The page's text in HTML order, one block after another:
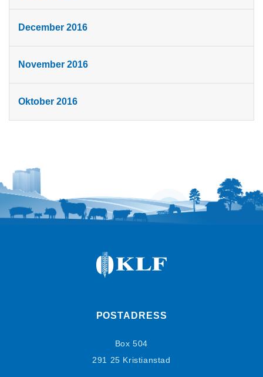
December 2016
November 2016
Oktober 2016
POSTADRESS
Box 504
291 25 Kristianstad